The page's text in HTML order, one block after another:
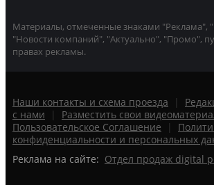
Материалы, отмеченные знаками "Реклама",
"Новости компаний", "Актуально", "Промо",
правах рекламы.
Наши контакты и схема проезда |
с нами | Разместить свои
Пользовательское Соглашение |
конфиденциальности и персональных
Реклама на сайте: Отдел продаж digital